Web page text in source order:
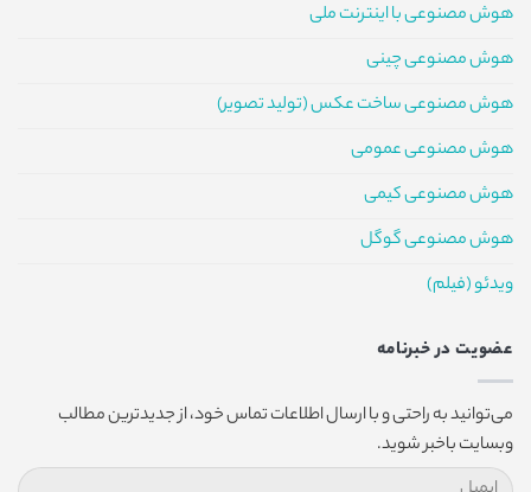
هوش مصنوعی با اینترنت ملی
هوش مصنوعی چینی
هوش مصنوعی ساخت عکس (تولید تصویر)
هوش مصنوعی عمومی
هوش مصنوعی کیمی
هوش مصنوعی گوگل
ویدئو (فیلم)
عضویت در خبرنامه
می‌توانید به راحتی و با ارسال اطلاعات تماس خود، از جدیدترین مطالب
وبسایت باخبر شوید.